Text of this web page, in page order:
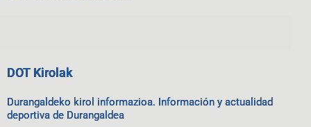
DOT Kirolak
Durangaldeko kirol informazioa. Información y actualidad
deportiva de Durangaldea